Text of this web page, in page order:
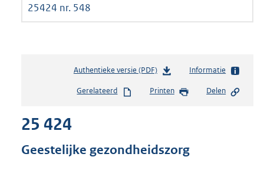
25424 nr. 548
Authentieke versie (PDF)b
s
d
s
Informatie
Gerelateerd Printen Delen
25 424
Geestelijke gezondheidszorg